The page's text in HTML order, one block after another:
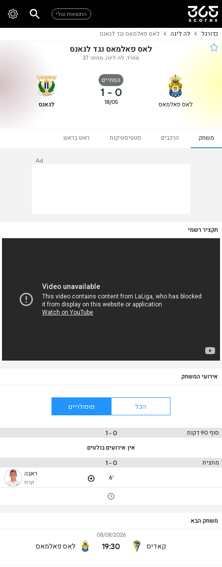
התוצאות שלי
כדורגל לה ליגה לאס פאלמאס נגד לגאנס
לאס פאלמאס נגד לגאנס
ספרד, לה ליגה, מחזור 37
לאס פאלמאס
הסתיים
0
-
1
18/05 לגאנס
משחק הרכבים סטטיסטיקות ראש בראש
Ad
תקציר רשמי
אירועי המשחק
הכל פופולריים
סוף 90 דקות 0 - 1
אין אירועים בולטים
מחצית 0 - 1
6'
ראבה
קרוז
משחק הבא
קאדיס
08/08/2026
19:30 לאס פאלמאס